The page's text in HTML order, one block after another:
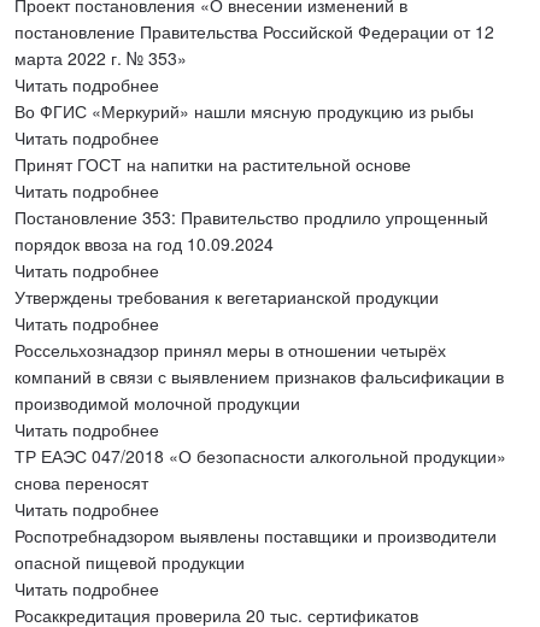
постановление Правительства Российской Федерации от 12
марта 2022 г. № 353»
Читать подробнее
Во ФГИС «Меркурий» нашли мясную продукцию из рыбы
Читать подробнее
Принят ГОСТ на напитки на растительной основе
Читать подробнее
Постановление 353: Правительство продлило упрощенный
порядок ввоза на год 10.09.2024
Читать подробнее
Утверждены требования к вегетарианской продукции
Читать подробнее
Россельхознадзор принял меры в отношении четырёх
компаний в связи с выявлением признаков фальсификации в
производимой молочной продукции
Читать подробнее
ТР ЕАЭС 047/2018 «О безопасности алкогольной продукции»
снова переносят
Читать подробнее
Роспотребнадзором выявлены поставщики и производители
опасной пищевой продукции
Читать подробнее
Росаккредитация проверила 20 тыс. сертификатов